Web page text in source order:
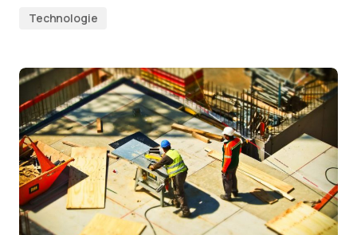
Technologie